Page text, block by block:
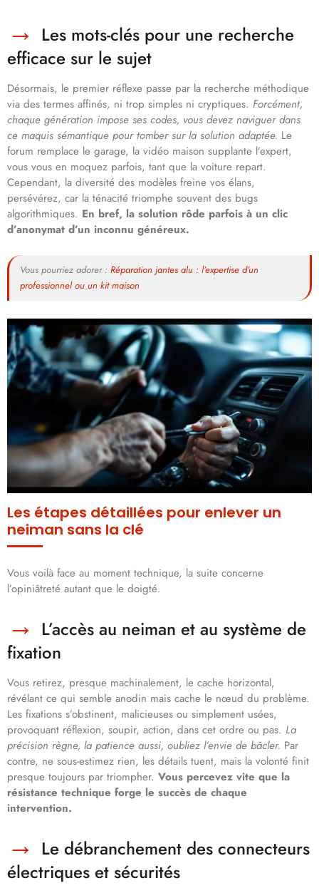
Les mots-clés pour une recherche
efficace sur le sujet
Désormais, le premier réflexe passe par la recherche méthodique
via des termes affinés, ni trop simples ni cryptiques. Forcément,
chaque génération impose ses codes, vous devez naviguer dans
ce maquis sémantique pour tomber sur la solution adaptée. Le
forum remplace le garage, la vidéo maison supplante l’expert,
vous vous en moquez parfois, tant que la voiture repart.
Cependant, la diversité des modèles freine vos élans,
persévérez, car la ténacité triomphe souvent des bugs
algorithmiques. En bref, la solution rôde parfois à un clic
d’anonymat d’un inconnu généreux.
Vous pourriez adorer : Réparation jantes alu : l’expertise d’un
professionnel ou un kit maison
Les étapes détaillées pour enlever un
neiman sans la clé
Vous voilà face au moment technique, la suite concerne
l’opiniâtreté autant que le doigté.
L’accès au neiman et au système de
fixation
Vous retirez, presque machinalement, le cache horizontal,
révélant ce qui semble anodin mais cache le nœud du problème.
Les fixations s’obstinent, malicieuses ou simplement usées,
provoquant réflexion, soupir, action, dans cet ordre ou pas. La
précision règne, la patience aussi, oubliez l’envie de bâcler. Par
contre, ne sous-estimez rien, les détails tuent, mais la volonté finit
presque toujours par triompher. Vous percevez vite que la
résistance technique forge le succès de chaque
intervention.
Le débranchement des connecteurs
électriques et sécurités